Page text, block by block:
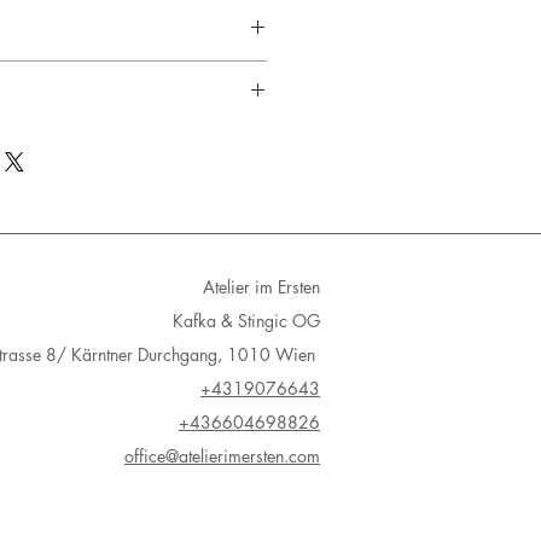
x 57mm
Atelier im Ersten
Kafka & Stingic OG
8/ Kärntner Durchgang, 1010 Wien
+4319076643
+436604698826
office@atelierimersten.com